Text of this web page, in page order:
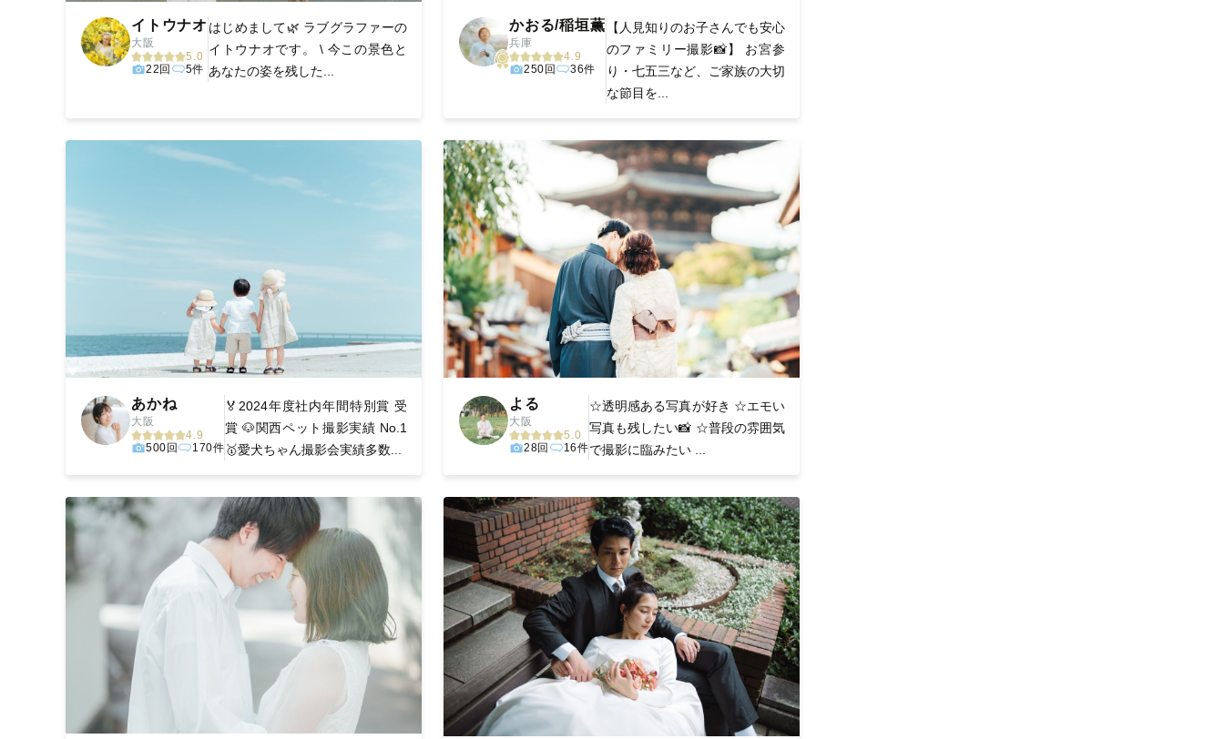
イトウナオ
大阪
5.0
22回
5件
はじめまして🌿 ラブグラファーの
イトウナオです。 \ 今この景色と
あなたの姿を残した...
かおる/稲垣薫
兵庫
4.9
250回
36件
【人見知りのお子さんでも安心
のファミリー撮影📸】 お宮参
り・七五三など、ご家族の大切
な節目を...
あかね
大阪
4.9
500回
170件
🏅2024年度社内年間特別賞 受
賞 🐶関西ペット撮影実績 No.1
🥇愛犬ちゃん撮影会実績多数...
よる
大阪
5.0
28回
16件
☆透明感ある写真が好き ☆エモい
写真も残したい📸 ☆普段の雰囲気
で撮影に臨みたい ...